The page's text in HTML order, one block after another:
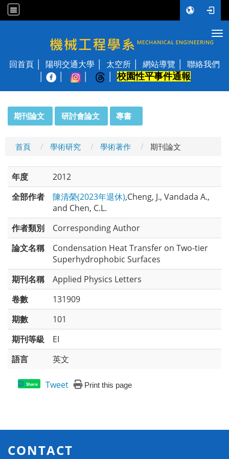
國立陽明交通大學 機械工程學系
回首頁 陽明交通大學 太空所 網站導覽
聯絡我們
校園性平事件通報
期刊論文 研討會論文 專書
首頁 學術研究 學術著作 期刊論文
年度
2012
全部作者
陳清榮(2023年退休),Cheng, J., Vandada A.,
and Chen, C.L.
作者類別
Corresponding Author
論文名稱
Condensation Heat Transfer on Two-tier
Superhydrophobic Surfaces
期刊名稱
Applied Physics Letters
卷數
131909
期數
101
期刊等級
EI
語言
英文
Share Tweet Print this page
CONTACT